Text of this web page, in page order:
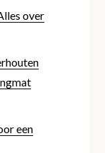
over
een